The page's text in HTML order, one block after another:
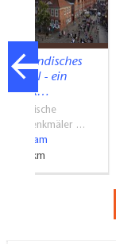
Holländisches
Viertel - ein
Stück…
Historische
Baudenkmäler …
Potsdam
1.7km